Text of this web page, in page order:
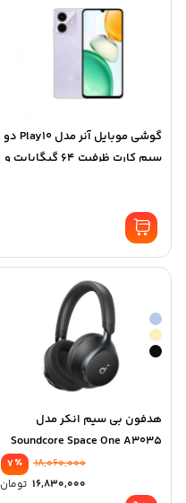
گوشی موبایل آنر مدل Play10 دو
سیم کارت ظرفیت 64 گیگابایت و
هدفون بی سیم انکر مدل
Soundcore Space One A3035
٪7
18,060,000
16,830,000 تومان